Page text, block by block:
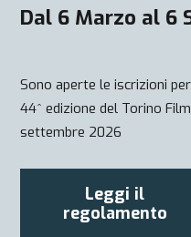
Dal 6 Marzo al 6
Sono aperte le iscrizioni
44^ edizione del Torino
settembre 2026
Leggi il
regolamento